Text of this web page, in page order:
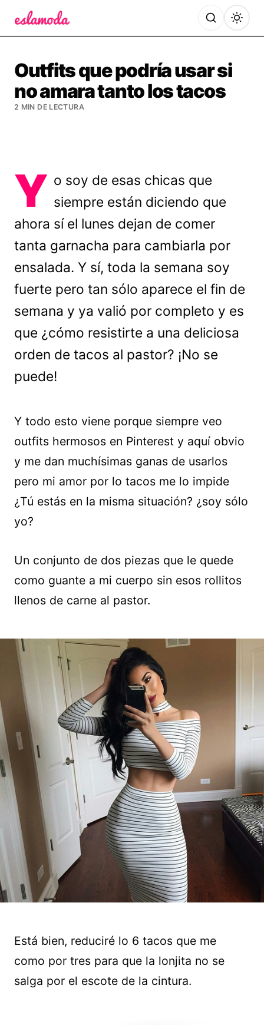
Outfits que podría usar si
no amara tanto los tacos
2 MIN DE LECTURA
Y o soy de esas chicas que
siempre están diciendo que
ahora sí el lunes dejan de comer
tanta garnacha para cambiarla por
ensalada. Y sí, toda la semana soy
fuerte pero tan sólo aparece el fin de
semana y ya valió por completo y es
que ¿cómo resistirte a una deliciosa
orden de tacos al pastor? ¡No se
puede!
Y todo esto viene porque siempre veo
outfits hermosos en Pinterest y aquí obvio
y me dan muchísimas ganas de usarlos
pero mi amor por lo tacos me lo impide
¿Tú estás en la misma situación? ¿soy sólo
yo?
Un conjunto de dos piezas que le quede
como guante a mi cuerpo sin esos rollitos
llenos de carne al pastor.
Está bien, reduciré lo 6 tacos que me
como por tres para que la lonjita no se
salga por el escote de la cintura.